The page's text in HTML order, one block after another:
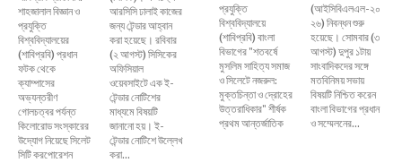
শাহজালাল বিজ্ঞান ও
প্রযুক্তি
বিশ্ববিদ্যালয়ের
(শাবিপ্রবি) প্রধান
ফটক থেকে
ক্যাম্পাসের
অভ্যন্তরীণ
গোলচত্বর পর্যন্ত
কিলোরোড সংস্কারের
উদ্যোগ নিয়েছে সিলেট
সিটি করপোরেশন
আরসিসি ঢালাই কাজের
জন্য টেন্ডার আহ্বান
করা হয়েছে। রবিবার
(২ আগস্ট) সিসিকের
অফিসিয়াল
ওয়েবসাইটে এক ই-
টেন্ডার নোটিশের
মাধ্যমে বিষয়টি
জানানো হয়। ই-
টেন্ডার নোটিশে উল্লেখ
করা...
প্রযুক্তি
বিশ্ববিদ্যালয়ে
(শাবিপ্রবি) বাংলা
বিভাগের "শতবর্ষে
মুসলিম সাহিত্য সমাজ
ও সিলেটে নজরুল:
মুক্তচিন্তা ও দ্রোহের
উত্তরাধিকার" শীর্ষক
প্রথম আন্তর্জাতিক
(আইসিবিএলএল-২০
২৬) নিবন্ধন শুরু
হয়েছে। সোমবার (৩
আগস্ট) দুপুর ১টায়
সাংবাদিকদের সঙ্গে
মতবিনিময় সভায়
বিষয়টি নিশ্চিত করেন
বাংলা বিভাগের প্রধান
ও সম্মেলনের...